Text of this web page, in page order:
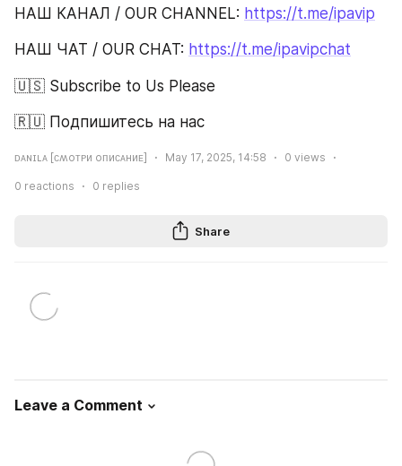
НАШ КАНАЛ / OUR CHANNEL: https://t.me/ipavip
НАШ ЧАТ / OUR CHAT: https://t.me/ipavipchat
🇺🇸 Subscribe to Us Please
🇷🇺 Подпишитесь на нас
ᴅᴀɴɪʟᴀ [ᴄʍоᴛᴩи оᴨиᴄᴀниᴇ] May 17, 2025, 14:58 0 views
0 reactions 0 replies
Share
Leave a Comment